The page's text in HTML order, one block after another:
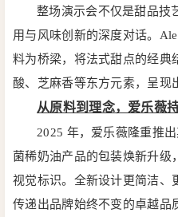
整场演示会不仅是甜品技
用与风味创新的深度对话。
料为桥梁，将法式甜点的经典
酸、芝麻香等东方元素，呈现
从原料到理念，爱乐薇
2025 年，爱乐薇隆重推
菌稀奶油产品的包装焕新升级
视觉标识。全新设计更简洁、
传递出品牌始终不变的卓越品